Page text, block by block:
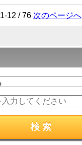
1-12 / 76 次のページへ